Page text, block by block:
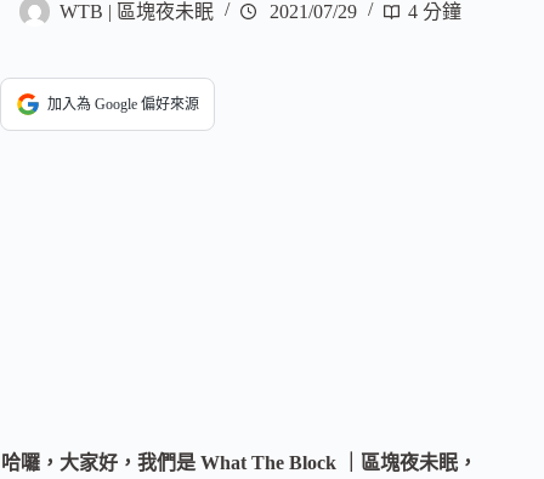
WTB | 區塊夜未眠 2021/07/29 4 分鐘
加入為 Google 偏好來源
哈囉，大家好，我們是 What The Block ｜區塊夜未眠，